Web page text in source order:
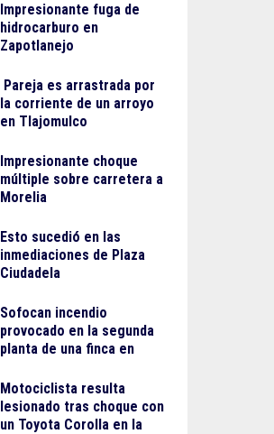
Impresionante fuga de
hidrocarburo en
Zapotlanejo
Pareja es arrastrada por
la corriente de un arroyo
en Tlajomulco
Impresionante choque
múltiple sobre carretera a
Morelia
Esto sucedió en las
inmediaciones de Plaza
Ciudadela
Sofocan incendio
provocado en la segunda
planta de una finca en
Motociclista resulta
lesionado tras choque con
un Toyota Corolla en la